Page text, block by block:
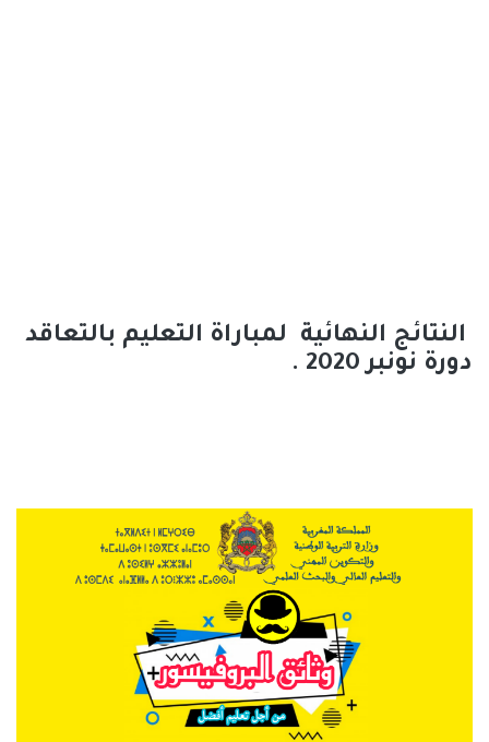
النتائج النهائية لمباراة التعليم بالتعاقد
دورة نونبر 2020 .